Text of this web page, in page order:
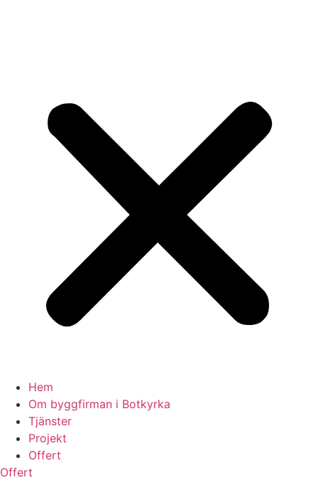
Hem
Om byggfirman i Botkyrka
Tjänster
Projekt
Offert
Offert